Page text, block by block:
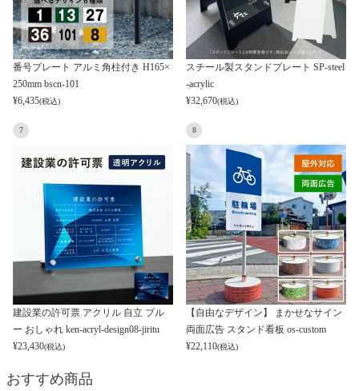
番号プレート アルミ角柱付き H165×
250mm bscn-101
¥6,435(税込)
スチール製スタンドプレート SP-steel
-acrylic
¥32,670(税込)
7
建設業の許可票 アクリル 自立 ブル
ー おしゃれ ken-acryl-design08-jiritu
¥23,430(税込)
8
【自由なデザイン】 まかせなサイン
両面広告 スタンド看板 os-custom
¥22,110(税込)
おすすめ商品